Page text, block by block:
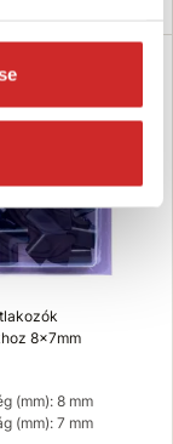
8x7mm
(mm): 8 mm
(mm): 7 mm